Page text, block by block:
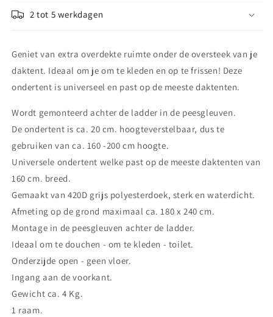
2 tot 5 werkdagen
Geniet van extra overdekte ruimte onder de oversteek van je
daktent. Ideaal om je om te kleden en op te frissen! Deze
ondertent is universeel en past op de meeste daktenten.
Wordt gemonteerd achter de ladder in de peesgleuven.
De ondertent is ca. 20 cm. hoogteverstelbaar, dus te
gebruiken van ca. 160 -200 cm hoogte.
Universele ondertent welke past op de meeste daktenten van
160 cm. breed.
Gemaakt van 420D grijs polyesterdoek, sterk en waterdicht.
Afmeting op de grond maximaal ca. 180 x 240 cm.
Montage in de peesgleuven achter de ladder.
Ideaal om te douchen - om te kleden - toilet.
Onderzijde open - geen vloer.
Ingang aan de voorkant.
Gewicht ca. 4 Kg.
1 raam.